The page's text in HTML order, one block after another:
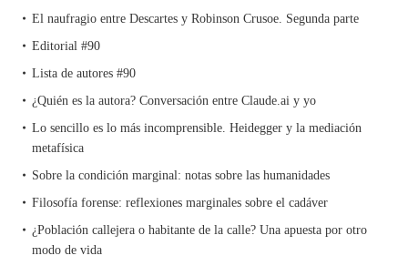
El naufragio entre Descartes y Robinson Crusoe. Segunda parte
Editorial #90
Lista de autores #90
¿Quién es la autora? Conversación entre Claude.ai y yo
Lo sencillo es lo más incomprensible. Heidegger y la mediación
metafísica
Sobre la condición marginal: notas sobre las humanidades
Filosofía forense: reflexiones marginales sobre el cadáver
¿Población callejera o habitante de la calle? Una apuesta por otro
modo de vida